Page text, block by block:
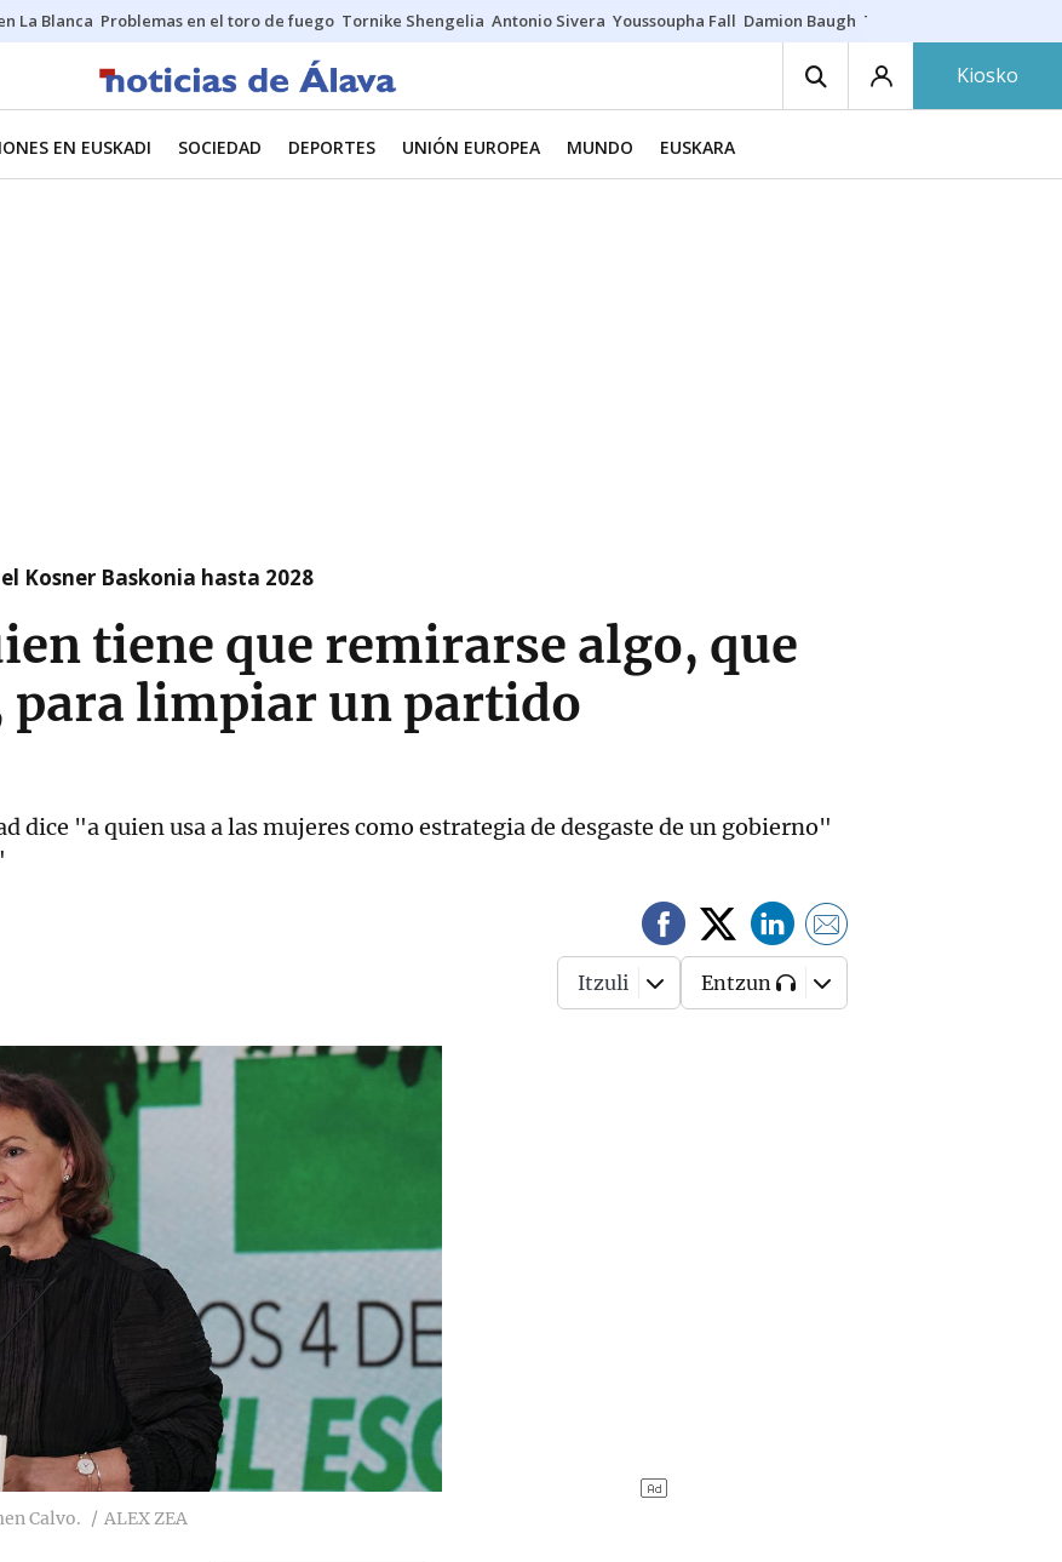
La Blanca Problemas en el toro de fuego Tornike Shengelia Antonio Sivera Youssoupha Fall Damion Baugh Toro de fuego
Kiosko
EN EUSKADI SOCIEDAD DEPORTES UNIÓN EUROPEA MUNDO EUSKARA
Kosner Baskonia hasta 2028
tiene que remirarse algo, que
para limpiar un partido
dice "a quien usa a las mujeres como estrategia de desgaste de un gobierno"
Itzuli Entzun
Calvo. ALEX ZEA